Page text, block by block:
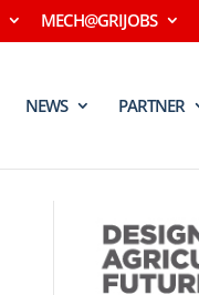
MECH@GRIJOBS
NEWS PARTNER